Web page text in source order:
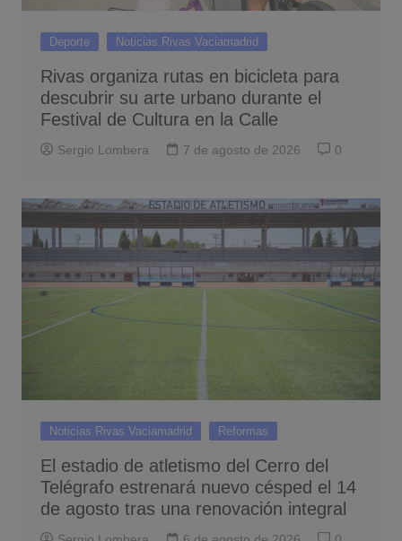
Deporte Noticias Rivas Vaciamadrid
Rivas organiza rutas en bicicleta para
descubrir su arte urbano durante el
Festival de Cultura en la Calle
Sergio Lombera 7 de agosto de 2026 0
Noticias Rivas Vaciamadrid Reformas
El estadio de atletismo del Cerro del
Telégrafo estrenará nuevo césped el 14
de agosto tras una renovación integral